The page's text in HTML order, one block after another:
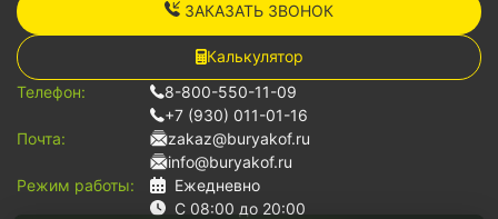
ЗАКАЗАТЬ ЗВОНОК
Калькулятор
Телефон:
8-800-550-11-09
+7 (930) 011-01-16
Почта:
zakaz@buryakof.ru
info@buryakof.ru
Режим работы:
Ежедневно
С 08:00 до 20:00